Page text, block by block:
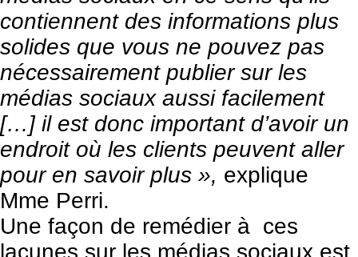
contiennent des informations plus
solides que vous ne pouvez pas
nécessairement publier sur les
médias sociaux aussi facilement
[…] il est donc important d’avoir un
endroit où les clients peuvent aller
pour en savoir plus », explique
Mme Perri.
Une façon de remédier à ces